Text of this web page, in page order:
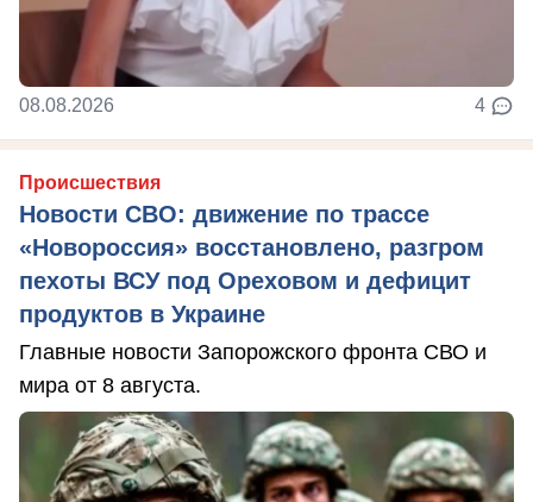
08.08.2026 4
Происшествия
Новости СВО: движение по трассе
«Новороссия» восстановлено, разгром
пехоты ВСУ под Ореховом и дефицит
продуктов в Украине
Главные новости Запорожского фронта СВО и
мира от 8 августа.